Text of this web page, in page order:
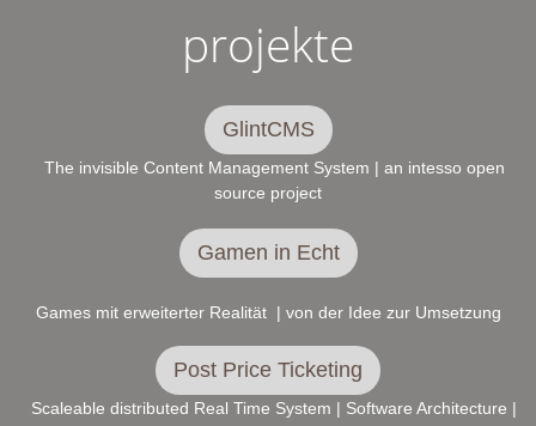
projekte
GlintCMS
The invisible Content Management System | an intesso open
source project
Gamen in Echt
Games mit erweiterter Realität | von der Idee zur Umsetzung
Post Price Ticketing
Scaleable distributed Real Time System | Software Architecture |